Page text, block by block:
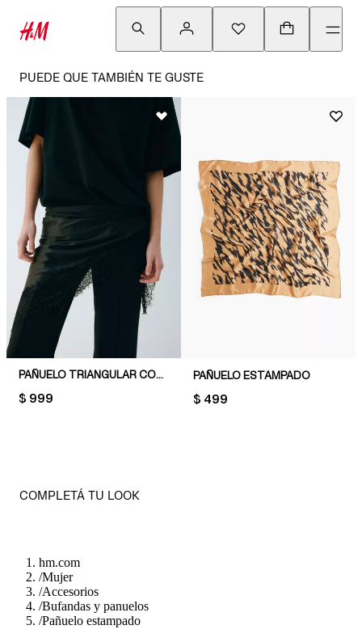
PUEDE QUE TAMBIÉN TE GUSTE
PAÑUELO TRIANGULAR CON RIBETE DE ENCAJE
PRICE:
$ 999
PAÑUELO ESTAMPADO
PRICE:
$ 499
COMPLETÁ TU LOOK
hm.com
/Mujer
/Accesorios
/Bufandas y panuelos
/Pañuelo estampado